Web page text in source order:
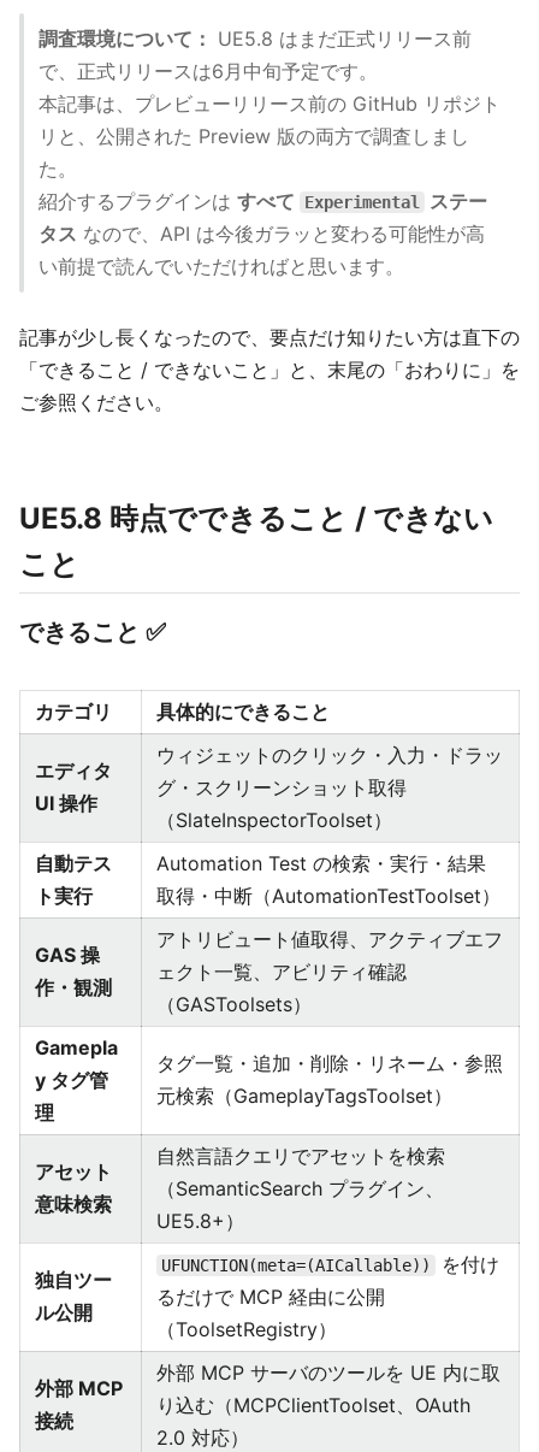
調査環境について： UE5.8 はまだ正式リリース前
で、正式リリースは6月中旬予定です。
本記事は、プレビューリリース前の GitHub リポジト
リと、公開された Preview 版の両方で調査しまし
た。
紹介するプラグインは すべて Experimental
ステー
タス なので、API は今後ガラッと変わる可能性が高
い前提で読んでいただければと思います。
記事が少し長くなったので、要点だけ知りたい方は直下の
「できること / できないこと」と、末尾の「おわりに」を
ご参照ください。
UE5.8 時点でできること / できない
こと
できること ✅
カテゴリ 具体的にできること
エディタ
UI 操作
ウィジェットのクリック・入力・ドラッ
グ・スクリーンショット取得
（SlateInspectorToolset）
自動テス
ト実行
Automation Test の検索・実行・結果
取得・中断（AutomationTestToolset）
GAS 操
作・観測
アトリビュート値取得、アクティブエフ
ェクト一覧、アビリティ確認
（GASToolsets）
Gamepla
y タグ管
理
タグ一覧・追加・削除・リネーム・参照
元検索（GameplayTagsToolset）
アセット
意味検索
自然言語クエリでアセットを検索
（SemanticSearch プラグイン、
UE5.8+）
独自ツー
ル公開
UFUNCTION(meta=(AICallable))
を付け
るだけで MCP 経由に公開
（ToolsetRegistry）
外部 MCP
接続
外部 MCP サーバのツールを UE 内に取
り込む（MCPClientToolset、OAuth
2.0 対応）